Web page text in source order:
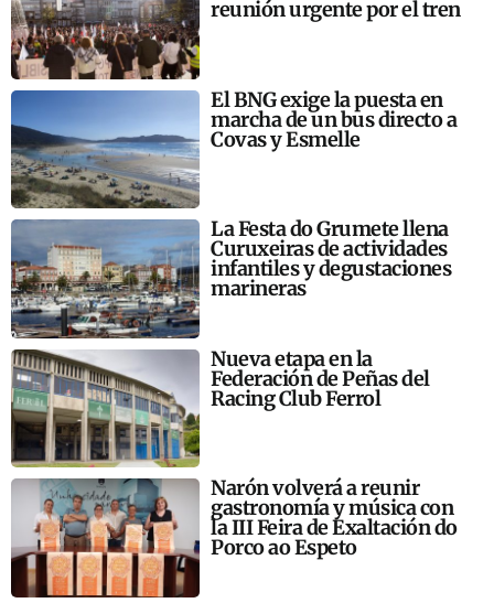
reunión urgente por el tren
El BNG exige la puesta en
marcha de un bus directo a
Covas y Esmelle
La Festa do Grumete llena
Curuxeiras de actividades
infantiles y degustaciones
marineras
Nueva etapa en la
Federación de Peñas del
Racing Club Ferrol
Narón volverá a reunir
gastronomía y música con
la III Feira de Exaltación do
Porco ao Espeto